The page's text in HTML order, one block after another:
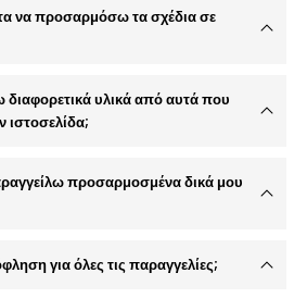
να προσαρμόσω τα σχέδια σε
υλικά από αυτά που
ιστοσελίδα;
προσαρμοσμένα δικά μου
για όλες τις παραγγελίες;